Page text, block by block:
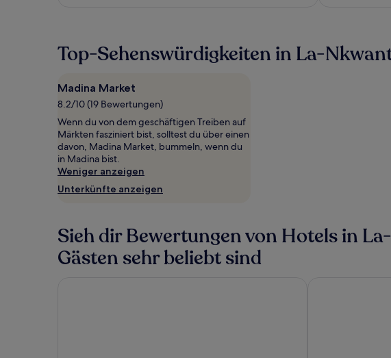
Top-Sehenswürdigkeiten in La-
Madina Market
8.2/10 (19 Bewertungen)
Wenn du von dem geschäftigen Treiben auf
Märkten fasziniert bist, solltest du über einen
davon, Madina Market, bummeln, wenn du
in Madina bist.
Weniger anzeigen
Unterkünfte anzeigen
Sieh dir Bewertungen von Hotels in
Gästen sehr beliebt sind